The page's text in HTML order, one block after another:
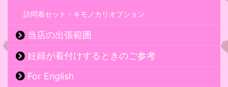
訪問着セット・キモノカリオプション
当店の出張範囲
妊婦が着付けするときのご参考
For English